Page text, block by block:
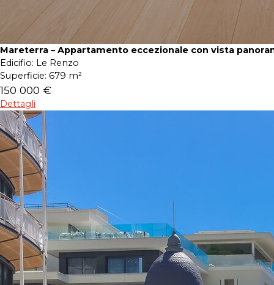
Mareterra – Appartamento eccezionale con vista
Edicifio: Le Renzo
Superficie: 679 m²
150 000 €
Dettagli